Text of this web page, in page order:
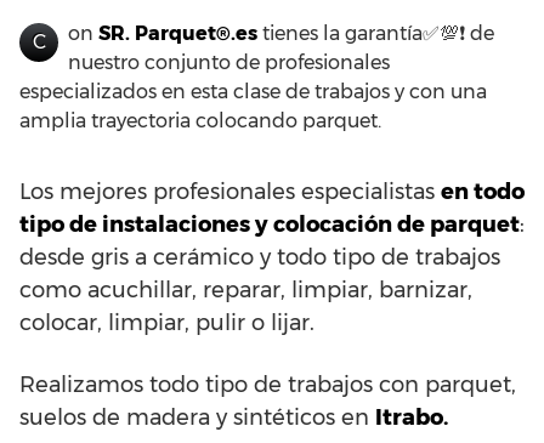
C on SR. Parquet®.es tienes la garantía✅💯❗ de
nuestro conjunto de profesionales
especializados en esta clase de trabajos y con una
amplia trayectoria colocando parquet.
Los mejores profesionales especialistas en todo
tipo de instalaciones y colocación de parquet:
desde gris a cerámico y todo tipo de trabajos
como acuchillar, reparar, limpiar, barnizar,
colocar, limpiar, pulir o lijar.
Realizamos todo tipo de trabajos con parquet,
suelos de madera y sintéticos en Itrabo.